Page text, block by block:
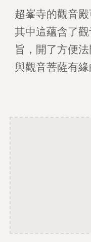
超峯寺的觀音
其中這蘊含了
旨，開了方便
與觀音菩薩有緣